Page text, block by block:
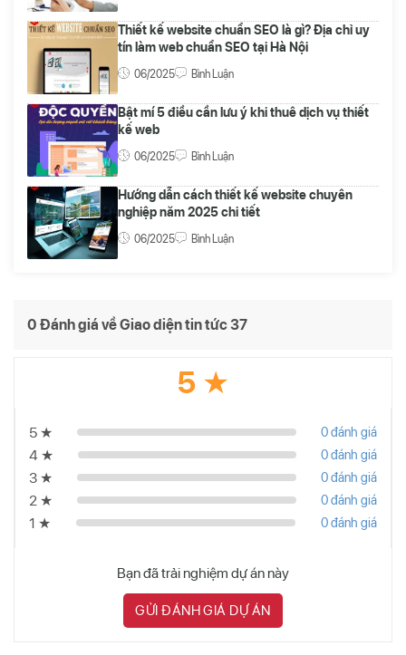
Thiết kế website chuẩn SEO là gì? Địa chỉ uy
tín làm web chuẩn SEO tại Hà Nội
06/2025 Bình Luận
Bật mí 5 điều cần lưu ý khi thuê dịch vụ thiết
kế web
06/2025 Bình Luận
Hướng dẫn cách thiết kế website chuyên
nghiệp năm 2025 chi tiết
06/2025 Bình Luận
0 Đánh giá về Giao diện tin tức 37
5 ★
5 ★ 0 đánh giá
4 ★ 0 đánh giá
3 ★ 0 đánh giá
2 ★ 0 đánh giá
1 ★ 0 đánh giá
Bạn đã trải nghiệm dự án này
GỬI ĐÁNH GIÁ DỰ ÁN